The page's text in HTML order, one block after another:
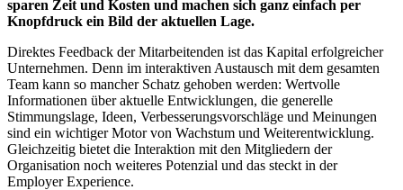
sparen Zeit und Kosten und machen sich ganz einfach per
Knopfdruck ein Bild der aktuellen Lage.
Direktes Feedback der Mitarbeitenden ist das Kapital erfolgreicher
Unternehmen. Denn im interaktiven Austausch mit dem gesamten
Team kann so mancher Schatz gehoben werden: Wertvolle
Informationen über aktuelle Entwicklungen, die generelle
Stimmungslage, Ideen, Verbesserungsvorschläge und Meinungen
sind ein wichtiger Motor von Wachstum und Weiterentwicklung.
Gleichzeitig bietet die Interaktion mit den Mitgliedern der
Organisation noch weiteres Potenzial und das steckt in der
Employer Experience.